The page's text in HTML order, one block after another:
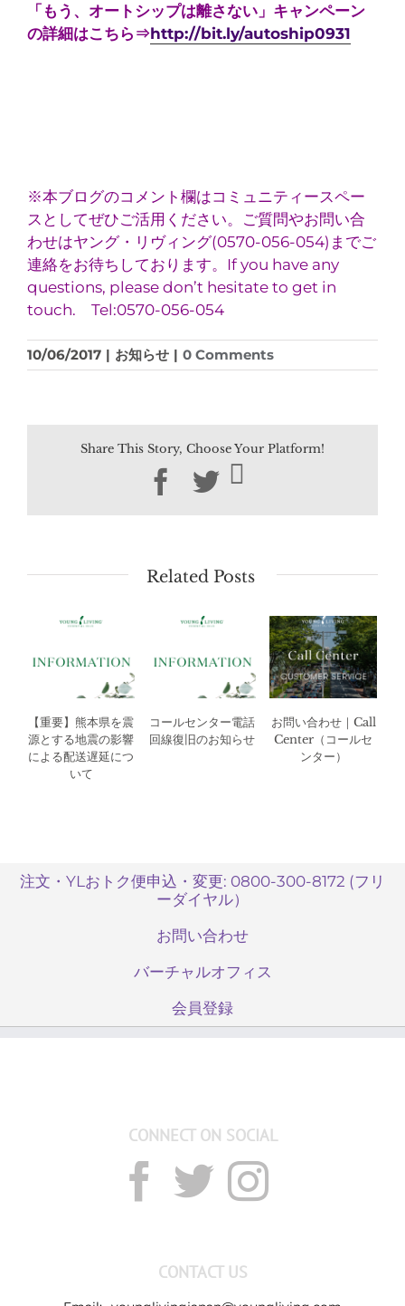
「もう、オートシップは離さない」キャンペーン
の詳細はこちら⇒http://bit.ly/autoship0931
※本ブログのコメント欄はコミュニティースペー
スとしてぜひご活用ください。ご質問やお問い合
わせはヤング・リヴィング(0570-056-054)までご
連絡をお待ちしております。If you have any
questions, please don’t hesitate to get in
touch. Tel:0570-056-054
10/06/2017 | お知らせ | 0 Comments
Share This Story, Choose Your Platform!
Facebook
Twitter
Related Posts
【重要】熊本県を震
源とする地震の影響
による配送遅延につ
いて
コールセンター電話
回線復旧のお知らせ
お問い合わせ｜Call
Center（コールセ
ンター）
注文・YLおトク便申込・変更: 0800-300-8172 (フリ
ーダイヤル）
お問い合わせ
バーチャルオフィス
会員登録
CONNECT ON SOCIAL
CONTACT US